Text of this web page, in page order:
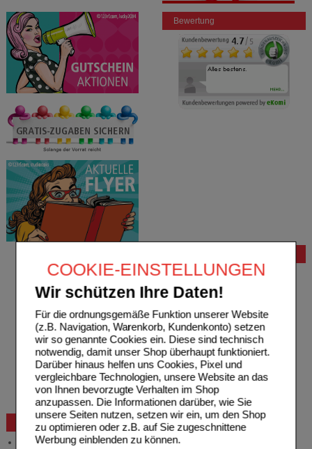
COOKIE-EINSTELLUNGEN
Wir schützen Ihre Daten!
Für die ordnungsgemäße Funktion unserer Website
(z.B. Navigation, Warenkorb, Kundenkonto) setzen
wir so genannte Cookies ein. Diese sind technisch
notwendig, damit unser Shop überhaupt funktioniert.
Darüber hinaus helfen uns Cookies, Pixel und
vergleichbare Technologien, unsere Website an das
von Ihnen bevorzugte Verhalten im Shop
anzupassen. Die Informationen darüber, wie Sie
unsere Seiten nutzen, setzen wir ein, um den Shop
zu optimieren oder z.B. auf Sie zugeschnittene
Werbung einblenden zu können.
Bewertung
Hilfe zur Anmeldung
Hilfe zum Bestellvorgang
Zahlungsmöglichkeiten
Rezepte einlösen
Freiumschläge anfordern
Freiumschläge downloaden
Auslandsbestellung
Reklamation
Widerrufsformular
Problembehebung
Bestellschein
Beratung und Service
Allgemeine Information